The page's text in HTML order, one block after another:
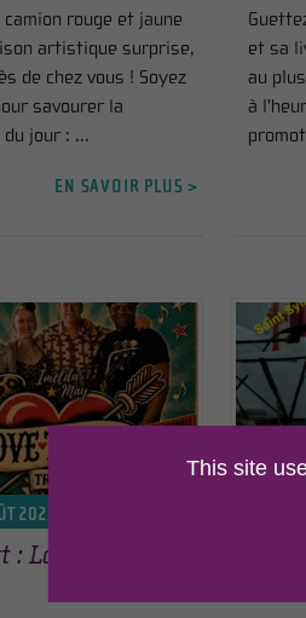
rouge et jaune
artistique surprise,
de chez vous ! Soyez
savourer la
jour : ...
EN SAVOIR PLUS >
et sa
au
à
2026
: Love Tattoo
This site